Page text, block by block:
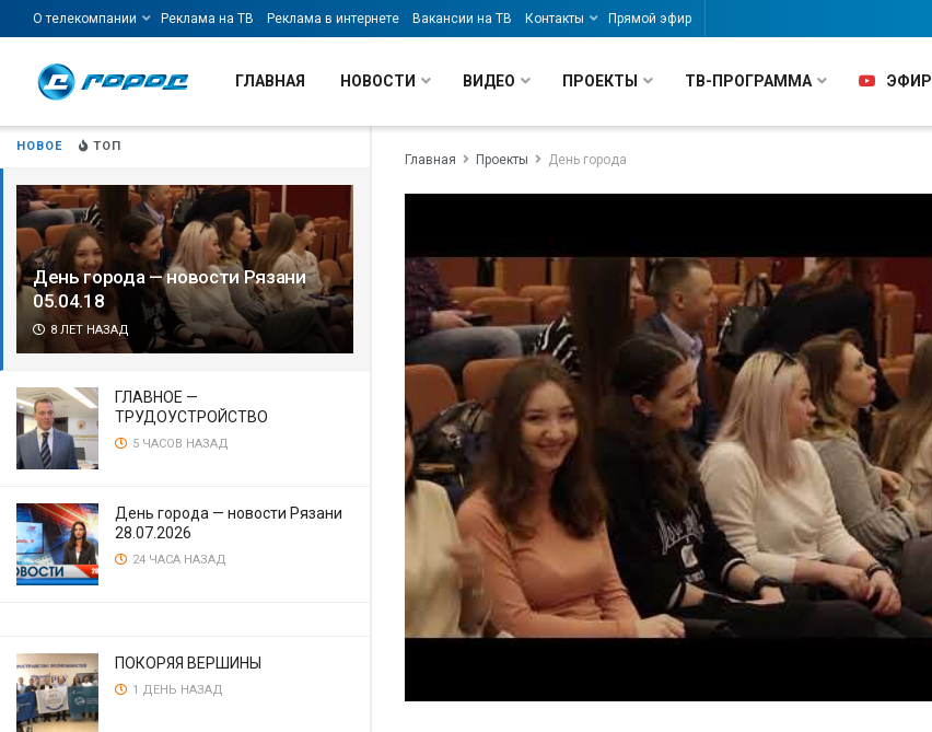
НОВОЕ ТОП
День города — новости Рязани
05.04.18
8 ЛЕТ НАЗАД
ГЛАВНОЕ —
ТРУДОУСТРОЙСТВО
5 ЧАСОВ НАЗАД
День города — новости Рязани
28.07.2026
24 ЧАСА НАЗАД
ПОКОРЯЯ ВЕРШИНЫ
1 ДЕНЬ НАЗАД
О телекомпании Реклама на ТВ Реклама в интернете Вакансии на ТВ Контакты Прямой эфир
ГЛАВНАЯ НОВОСТИ ВИДЕО ПРОЕКТЫ ТВ-ПРОГРАММА ЭФИР
Главная Проекты День города